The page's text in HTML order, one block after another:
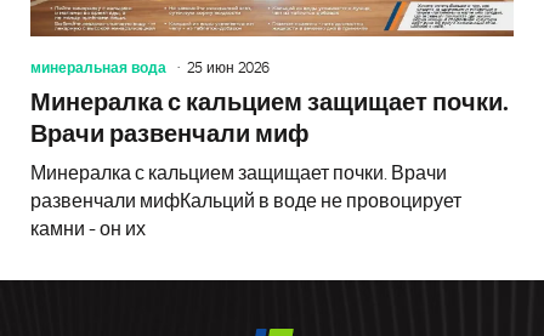
минеральная вода 25 июн 2026
Минералка с кальцием защищает почки.
Врачи развенчали миф
Минералка с кальцием защищает почки. Врачи
развенчали мифКальций в воде не провоцирует
камни - он их